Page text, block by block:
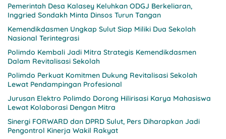
Pemerintah Desa Kalasey Keluhkan ODGJ Berkeliaran,
Inggried Sondakh Minta Dinsos Turun Tangan
Kemendikdasmen Ungkap Sulut Siap Miliki Dua Sekolah
Nasional Terintegrasi
Polimdo Kembali Jadi Mitra Strategis Kemendikdasmen
Dalam Revitalisasi Sekolah
Polimdo Perkuat Komitmen Dukung Revitalisasi Sekolah
Lewat Pendampingan Profesional
Jurusan Elektro Polimdo Dorong Hilirisasi Karya Mahasiswa
Lewat Kolaborasi Dengan Mitra
Sinergi FORWARD dan DPRD Sulut, Pers Diharapkan Jadi
Pengontrol Kinerja Wakil Rakyat